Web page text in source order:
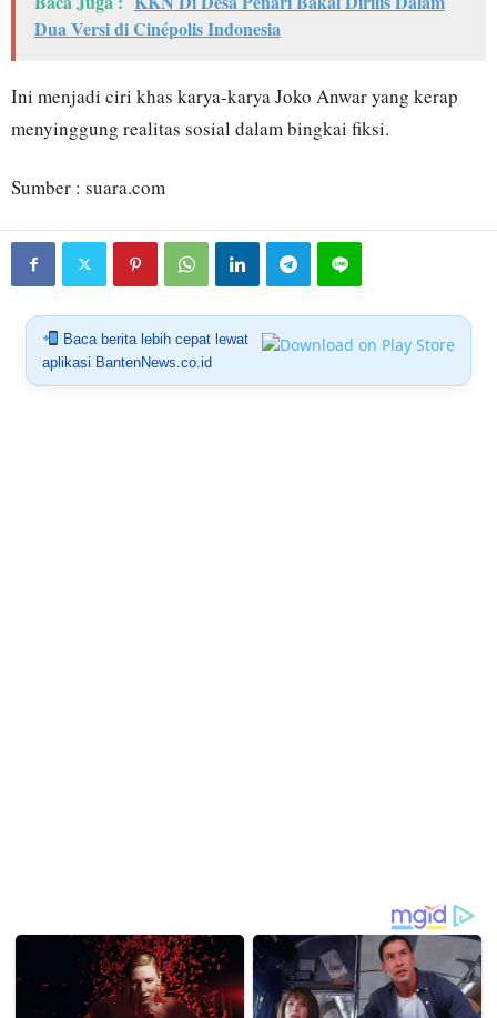
Dua Versi di Cinépolis Indonesia
Ini menjadi ciri khas karya-karya Joko Anwar yang kerap
menyinggung realitas sosial dalam bingkai fiksi.
Sumber : suara.com
Baca berita lebih cepat lewat
aplikasi BantenNews.co.id